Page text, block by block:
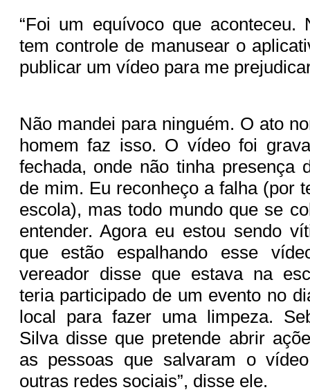
“Foi um equívoco que aconteceu.
tem controle de manusear o
publicar um vídeo para me
Não mandei para ninguém. O ato
homem faz isso. O vídeo foi
fechada, onde não tinha presença
de mim. Eu reconheço a falha (por
escola), mas todo mundo que se
entender. Agora eu estou sendo
que estão espalhando esse
vereador disse que estava na
teria participado de um evento no
local para fazer uma limpeza.
Silva disse que pretende abrir
as pessoas que salvaram o
outras redes sociais”, disse ele.